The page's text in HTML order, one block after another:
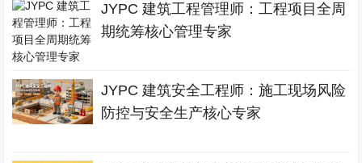
JYPC 建筑工程管理师：工程项目全周
期统筹核心管理专家
JYPC 建筑安全工程师：施工现场风险
防控与安全生产核心专家